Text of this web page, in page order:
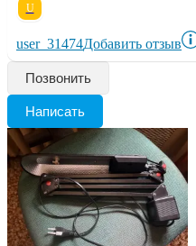
U
user_31474Добавить отзыв
Позвонить
Написать